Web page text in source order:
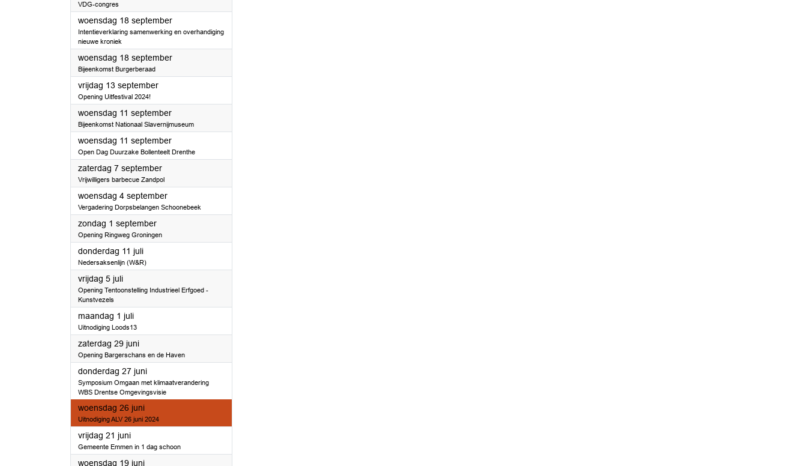
VDG-congres
woensdag 18 september2024
Intentieverklaring samenwerking en overhandiging
nieuwe kroniek
woensdag 18 september2024
Bijeenkomst Burgerberaad
vrijdag 13 september2024
Opening Uitfestival 2024!
woensdag 11 september2024
Bijeenkomst Nationaal Slavernijmuseum
woensdag 11 september2024
Open Dag Duurzake Bollenteelt Drenthe
zaterdag 7 september2024
Vrijwilligers barbecue Zandpol
woensdag 4 september2024
Vergadering Dorpsbelangen Schoonebeek
zondag 1 september2024
Opening Ringweg Groningen
donderdag 11 juli2024
Nedersaksenlijn (W&R)
vrijdag 5 juli2024
Opening Tentoonstelling Industrieel Erfgoed -
Kunstvezels
maandag 1 juli2024
Uitnodiging Loods13
zaterdag 29 juni2024
Opening Bargerschans en de Haven
donderdag 27 juni2024
Symposium Omgaan met klimaatverandering
WBS Drentse Omgevingsvisie
woensdag 26 juni2024
Uitnodiging ALV 26 juni 2024
vrijdag 21 juni2024
Gemeente Emmen in 1 dag schoon
woensdag 19 juni2024